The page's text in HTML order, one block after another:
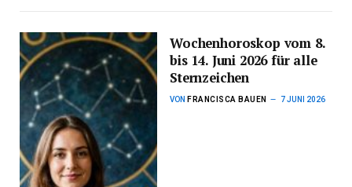
Wochenhoroskop vom 8.
bis 14. Juni 2026 für alle
Sternzeichen
VON FRANCISCA BAUEN 7 JUNI 2026